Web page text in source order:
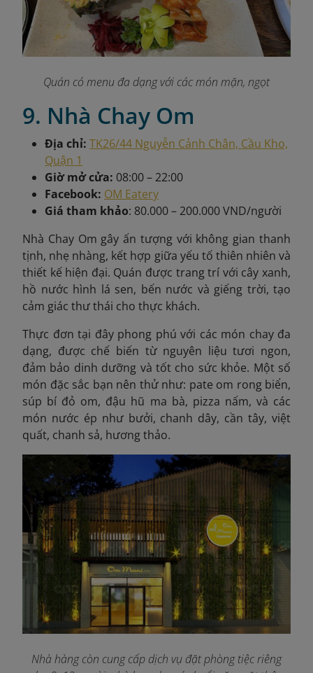
Quán có menu đa dạng với các món mặn, ngọt
9. Nhà Chay Om
Địa chỉ: TK26/44 Nguyễn Cảnh Chân, Cầu Kho,
Quận 1
Giờ mở cửa: 08:00 – 22:00
Facebook: OM Eatery
Giá tham khảo: 80.000 – 200.000 VND/người
Nhà Chay Om gây ấn tượng với không gian thanh
tịnh, nhẹ nhàng, kết hợp giữa yếu tố thiên nhiên và
thiết kế hiện đại. Quán được trang trí với cây xanh,
hồ nước hình lá sen, bến nước và giếng trời, tạo
cảm giác thư thái cho thực khách.
Thực đơn tại đây phong phú với các món chay đa
dạng, được chế biến từ nguyên liệu tươi ngon,
đảm bảo dinh dưỡng và tốt cho sức khỏe. Một số
món đặc sắc bạn nên thử như: pate om rong biển,
súp bí đỏ om, đậu hũ ma bà, pizza nấm, và các
món nước ép như bưởi, chanh dây, cần tây, việt
quất, chanh sả, hương thảo.
Nhà hàng còn cung cấp dịch vụ đặt phòng tiệc riêng